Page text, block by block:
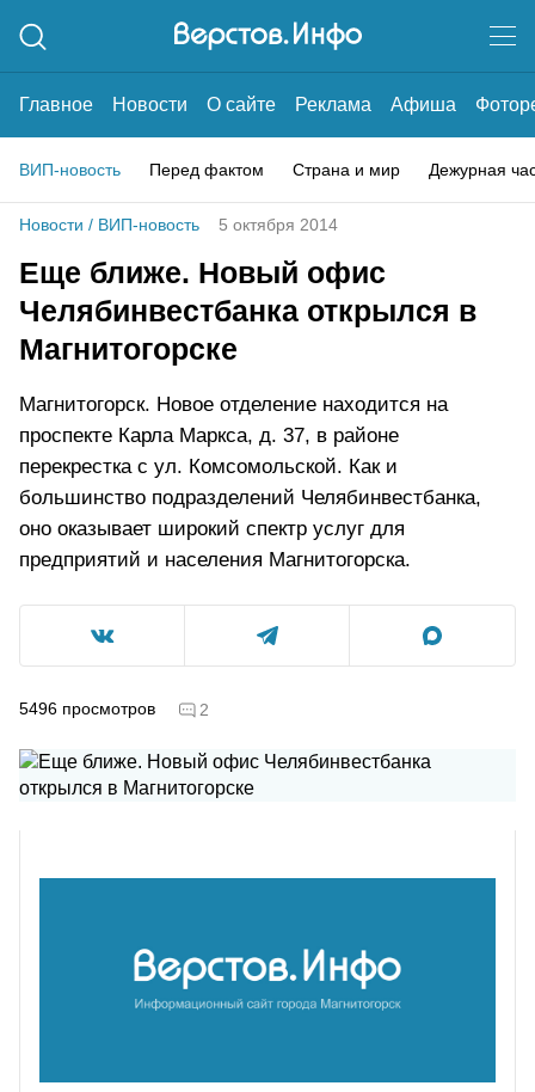
Главное Новости О сайте Реклама Афиша
ВИП-новость Перед фактом Страна и мир Дежурная
Новости / ВИП-новость 5 октября 2014
Еще ближе. Новый офис
Челябинвестбанка открылся в
Магнитогорске
Магнитогорск. Новое отделение находится на
проспекте Карла Маркса, д. 37, в районе
перекрестка с ул. Комсомольской. Как и
большинство подразделений Челябинвестбанка,
оно оказывает широкий спектр услуг для
предприятий и населения Магнитогорска.
5496 просмотров 2